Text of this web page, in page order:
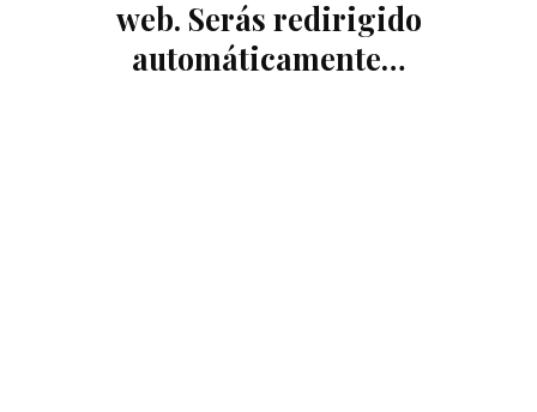
web. Serás redirigido
automáticamente…